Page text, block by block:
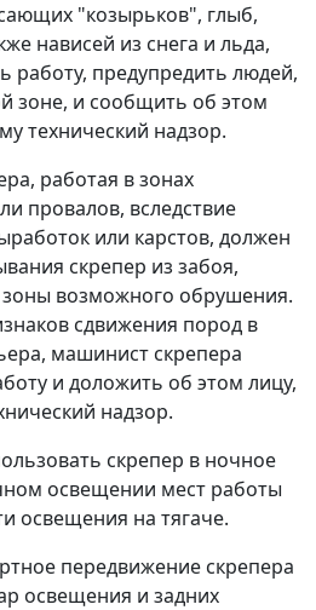
"козырьков", глыб,
нависей из снега и льда,
работу, предупредить людей,
зоне, и сообщить об этом
технический надзор.
работая в зонах
провалов, вследствие
или карстов, должен
скрепер из забоя,
возможного обрушения.
сдвижения пород в
машинист скрепера
и доложить об этом лицу,
надзор.
скрепер в ночное
освещении мест работы
освещения на тягаче.
передвижение скрепера
освещения и задних